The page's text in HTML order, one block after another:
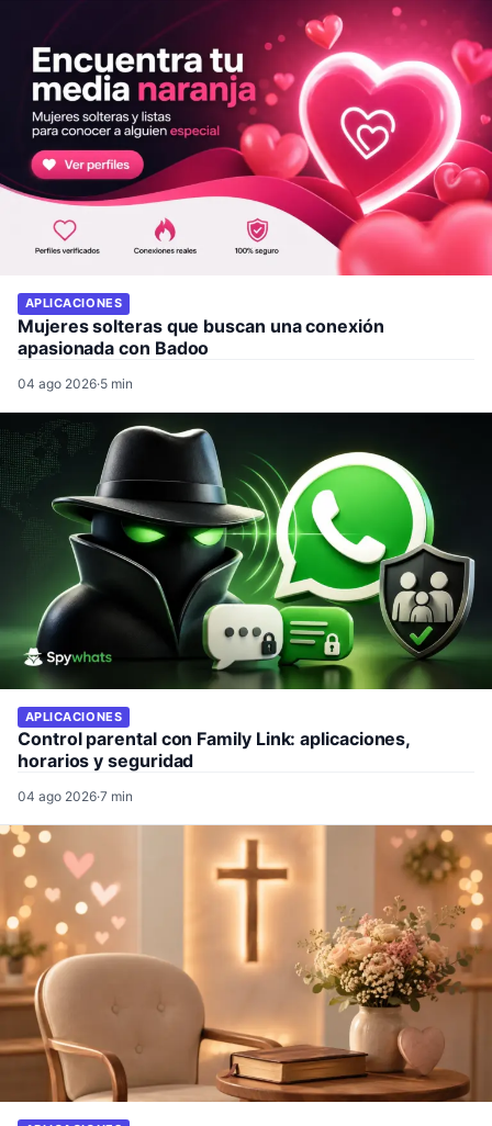
APLICACIONES
Mujeres solteras que buscan una conexión
apasionada con Badoo
04 ago 2026·5 min
APLICACIONES
Control parental con Family Link: aplicaciones,
horarios y seguridad
04 ago 2026·7 min